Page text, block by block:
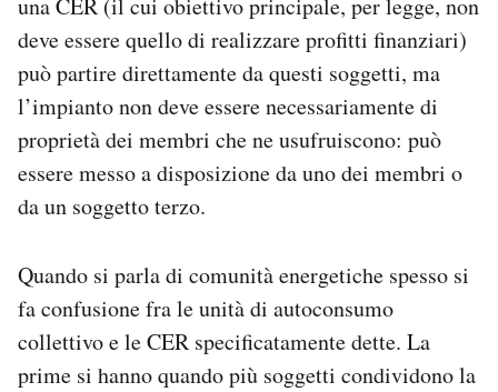
una CER (il cui obiettivo principale, per legge, non
deve essere quello di realizzare profitti finanziari)
può partire direttamente da questi soggetti, ma
l’impianto non deve essere necessariamente di
proprietà dei membri che ne usufruiscono: può
essere messo a disposizione da uno dei membri o
da un soggetto terzo.
Quando si parla di comunità energetiche spesso si
fa confusione fra le unità di autoconsumo
collettivo e le CER specificatamente dette. La
prime si hanno quando più soggetti condividono la